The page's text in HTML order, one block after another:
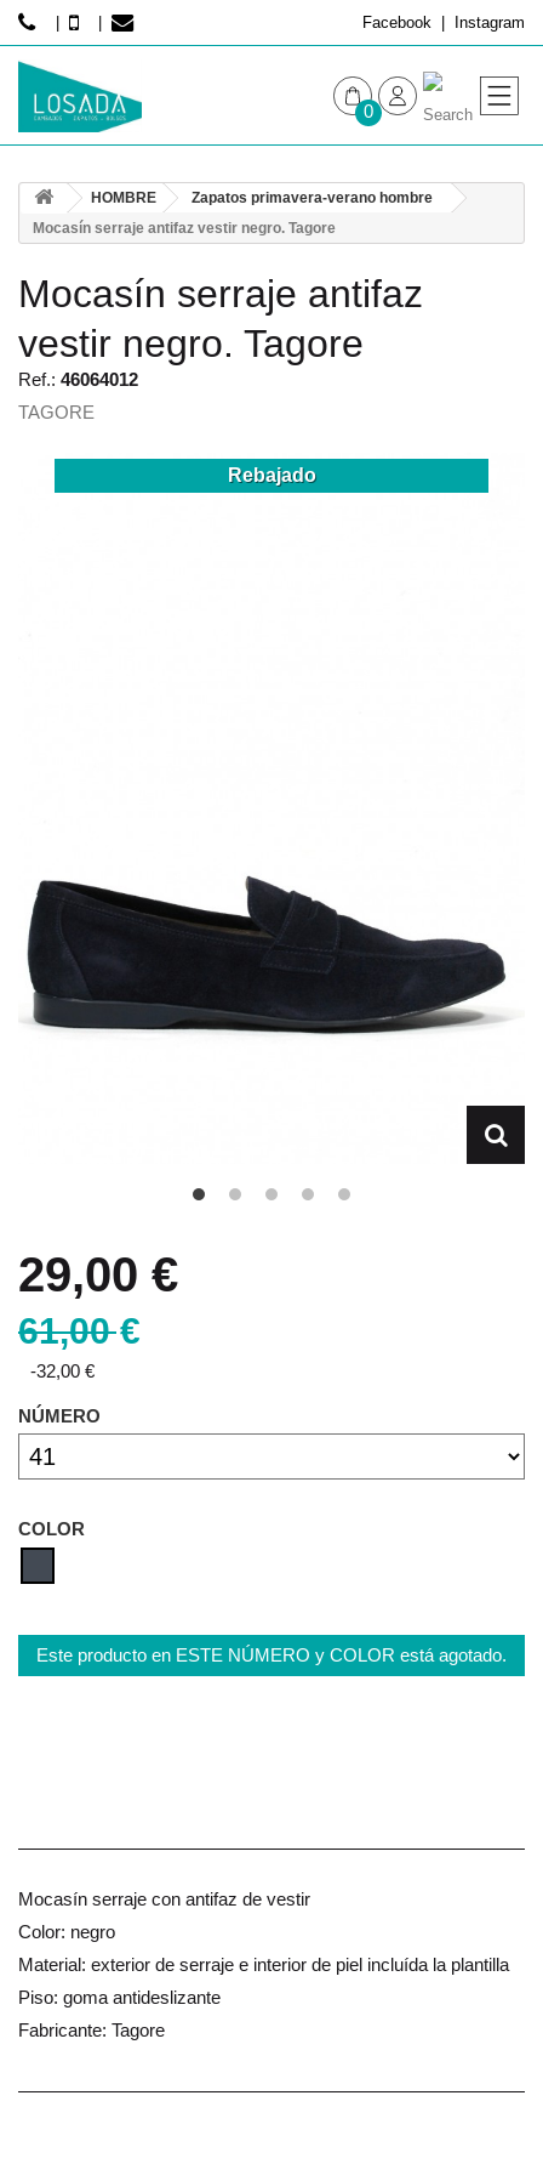
Facebook Instagram
0
HOMBRE
HOMBRE
Zapatos primavera-verano hombre
Mocasín serraje antifaz vestir negro. Tagore
Mocasín serraje antifaz
vestir negro. Tagore
Ref.: 46064012
TAGORE
Rebajado
29,00 €
61,00 €
-32,00 €
NÚMERO
COLOR
Este producto en ESTE NÚMERO y COLOR está agotado.
Mocasín serraje con antifaz de vestir
Color: negro
Material: exterior de serraje e interior de piel incluída la plantilla
Piso: goma antideslizante
Fabricante: Tagore